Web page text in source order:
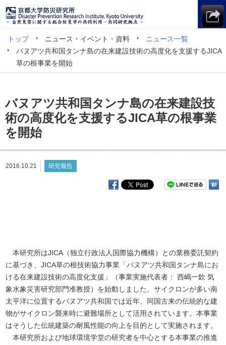
トップ ニュース・イベント・資料
ニュース一覧
バヌアツ共和国タンナ島の在来建設技術の高度化を支援するJICA
草の根事業を開始
バヌアツ共和国タンナ島の在来建設技
術の高度化を支援するJICA草の根事業
を開始
2016.10.21 研究報告
本研究所はJICA（独立行政法人国際協力機構）との業務委託契約
に基づき、JICA草の根技術協力事業「バヌアツ共和国タンナ島にお
ける在来建設技術の高度化支援」（事業実施代表者： 西嶋一欽 気
象水象災害研究部門准教授）を始動しました。サイクロンが多い南
太平洋に位置するバヌアツ共和国では近年、同国古来の伝統的な建
物がサイクロン襲来時に避難場所として活用されています。本事業
はそうした伝統建築の耐風性能の向上を目的として実施されます。
本研究所および地球環境学堂の研究者を中心とする本事業の推進